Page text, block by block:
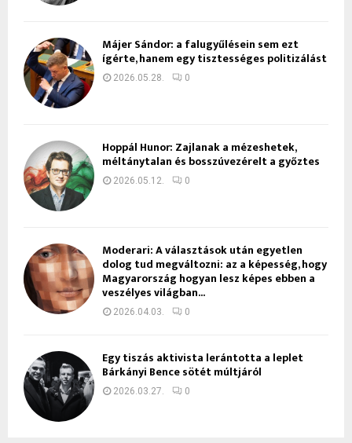
Májer Sándor: a falugyűlésein sem ezt
ígérte, hanem egy tisztességes politizálást
2026.05.28. 0
Hoppál Hunor: Zajlanak a mézeshetek,
méltánytalan és bosszúvezérelt a győztes
2026.05.12. 0
Moderari: A választások után egyetlen
dolog tud megváltozni: az a képesség, hogy
Magyarország hogyan lesz képes ebben a
veszélyes világban...
2026.04.03. 0
Egy tiszás aktivista lerántotta a leplet
Bárkányi Bence sötét múltjáról
2026.03.27. 0